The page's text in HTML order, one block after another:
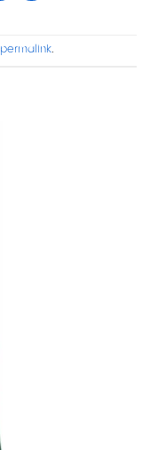
permalink.